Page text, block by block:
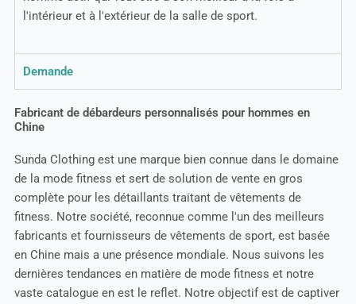
l'intérieur et à l'extérieur de la salle de sport.
Demande
Fabricant de débardeurs personnalisés pour hommes en
Chine
Sunda Clothing est une marque bien connue dans le domaine
de la mode fitness et sert de solution de vente en gros
complète pour les détaillants traitant de vêtements de
fitness. Notre société, reconnue comme l'un des meilleurs
fabricants et fournisseurs de vêtements de sport, est basée
en Chine mais a une présence mondiale. Nous suivons les
dernières tendances en matière de mode fitness et notre
vaste catalogue en est le reflet. Notre objectif est de captiver